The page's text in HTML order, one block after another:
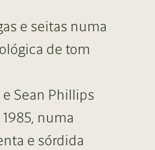
e seitas numa
de tom
Sean Phillips
numa
e sórdida